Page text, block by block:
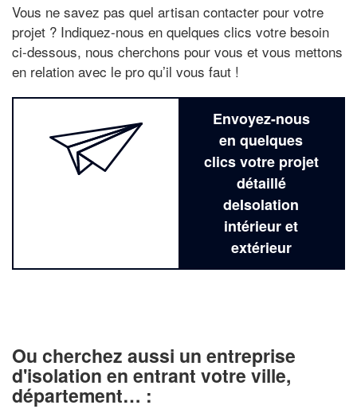
Vous ne savez pas quel artisan contacter pour votre
projet ? Indiquez-nous en quelques clics votre besoin
ci-dessous, nous cherchons pour vous et vous mettons
en relation avec le pro qu’il vous faut !
Envoyez-nous
en quelques
clics votre projet
détaillé
deIsolation
intérieur et
extérieur
Ou cherchez aussi un entreprise
d'isolation en entrant votre ville,
département… :